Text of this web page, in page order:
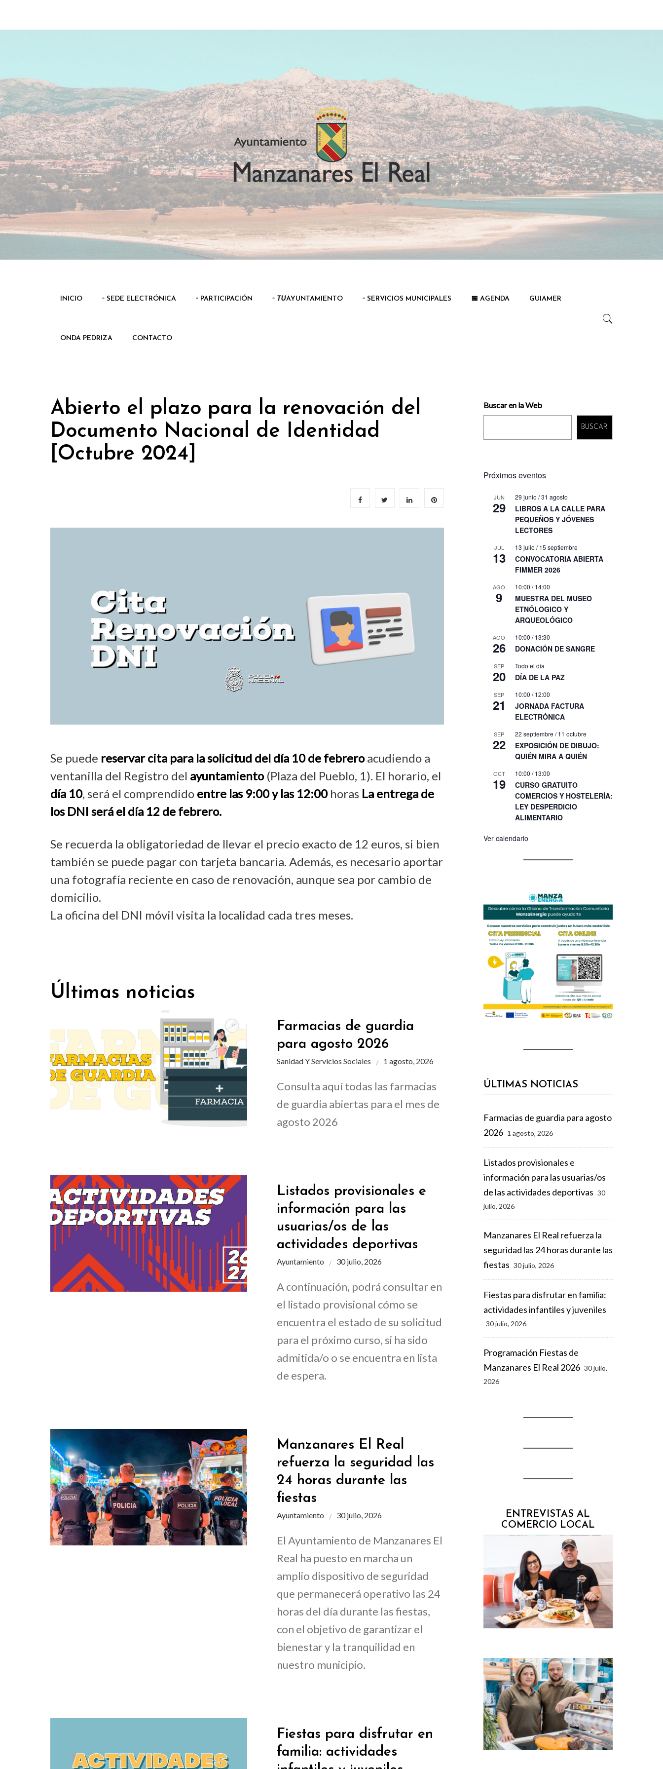
INICIO ▫️ SEDE ELECTRÓNICA ▫️ PARTICIPACIÓN ▫️ TUAYUNTAMIENTO ▫️ SERVICIOS MUNICIPALES 📅 AGENDA GUIAMER
ONDA PEDRIZA CONTACTO
Abierto el plazo para la renovación del
Documento Nacional de Identidad
[Octubre 2024]
Se puede reservar cita para la solicitud del día 10 de febreroacudiendo a
ventanilla del Registro del ayuntamiento(Plaza del Pueblo, 1). El horario, el
día 10, será el comprendido entre las 9:00 y las 12:00horas La entrega de
los DNI será el día 12 de febrero.
Se recuerda la obligatoriedad de llevar el precio exacto de 12 euros, si bien
también se puede pagar con tarjeta bancaria. Además, es necesario aportar
una fotografía reciente en caso de renovación, aunque sea por cambio de
domicilio.
La oficina del DNI móvil visita la localidad cada tres meses.
Últimas noticias
Farmacias de guardia
para agosto 2026
Sanidad Y Servicios Sociales 1 agosto, 2026
Consulta aquí todas las farmacias
de guardia abiertas para el mes de
agosto 2026
Listados provisionales e
información para las
usuarias/os de las
actividades deportivas
Ayuntamiento 30 julio, 2026
A continuación, podrá consultar en
el listado provisional cómo se
encuentra el estado de su solicitud
para el próximo curso, si ha sido
admitida/o o se encuentra en lista
de espera.
Manzanares El Real
refuerza la seguridad las
24 horas durante las
fiestas
Ayuntamiento 30 julio, 2026
El Ayuntamiento de Manzanares El
Real ha puesto en marcha un
amplio dispositivo de seguridad
que permanecerá operativo las 24
horas del día durante las fiestas,
con el objetivo de garantizar el
bienestar y la tranquilidad en
nuestro municipio.
Fiestas para disfrutar en
familia: actividades
Buscar en la Web
BUSCAR
Próximos eventos
JUN
29
29 junio /31 agosto
LIBROS A LA CALLE PARA
PEQUEÑOS Y JÓVENES
LECTORES
JUL
13
13 julio /15 septiembre
CONVOCATORIA ABIERTA
FIMMER 2026
AGO
9
10:00 /14:00
MUESTRA DEL MUSEO
ETNÓLOGICO Y
ARQUEOLÓGICO
AGO
26
10:00 /13:30
DONACIÓN DE SANGRE
SEP
20
Todo el día
DÍA DE LA PAZ
SEP
21
10:00 /12:00
JORNADA FACTURA
ELECTRÓNICA
SEP
22
22 septiembre /11 octubre
EXPOSICIÓN DE DIBUJO:
QUIÉN MIRA A QUIÉN
OCT
19
10:00 /13:00
CURSO GRATUITO
COMERCIOS Y HOSTELERÍA:
LEY DESPERDICIO
ALIMENTARIO
Ver calendario
ÚLTIMAS NOTICIAS
Farmacias de guardia para agosto
2026 1 agosto, 2026
Listados provisionales e
información para las usuarias/os
de las actividades deportivas 30
julio, 2026
Manzanares El Real refuerza la
seguridad las 24 horas durante las
fiestas 30 julio, 2026
Fiestas para disfrutar en familia:
actividades infantiles y juveniles
30 julio, 2026
Programación Fiestas de
Manzanares El Real 2026 30 julio,
2026
ENTREVISTAS AL
COMERCIO LOCAL